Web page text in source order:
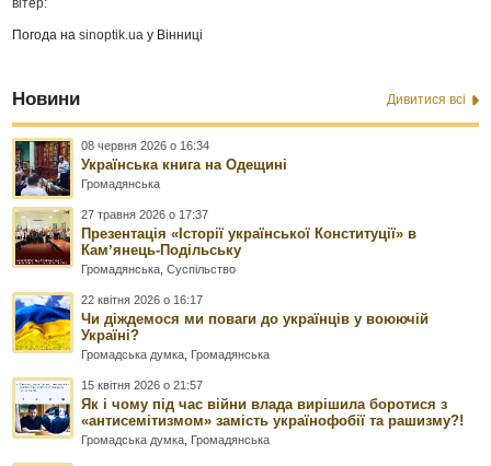
вітер:
Погода наsinoptik.ua у Вінниці
Новини Дивитися всі
08 червня 2026 о 16:34
Українська книга на Одещині
Громадянська
27 травня 2026 о 17:37
Презентація «Історії української Конституції» в
Камʼянець-Подільську
Громадянська ,Суспільство
22 квітня 2026 о 16:17
Чи діждемося ми поваги до українців у воюючій
Україні?
Громадська думка Громадянська
15 квітня 2026 о 21:57
Як і чому під час війни влада вирішила боротися з
«антисемітизмом» замість українофобії та рашизму?!
Громадська думка Громадянська